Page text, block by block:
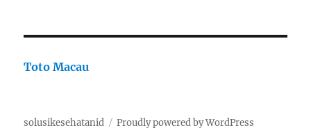
Toto Macau
solusikesehatanid Proudly powered by WordPress